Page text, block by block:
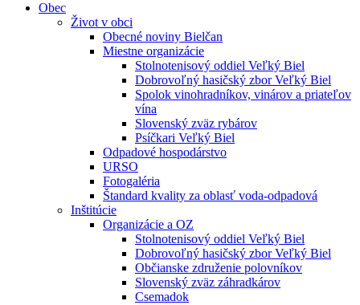
Obec
Život v obci
Obecné noviny Bielčan
Miestne organizácie
Stolnotenisový oddiel Veľký Biel
Dobrovoľný hasičský zbor Veľký Biel
Spolok vinohradníkov, vinárov a priateľov
vína
Slovenský zväz rybárov
Psíčkari Veľký Biel
Odpadové hospodárstvo
URSO
Fotogaléria
Štandard kvality za oblasť voda-odpadová
Inštitúcie
Organizácie a OZ
Stolnotenisový oddiel Veľký Biel
Dobrovoľný hasičský zbor Veľký Biel
Občianske združenie polovníkov
Slovenský zväz záhradkárov
Csemadok